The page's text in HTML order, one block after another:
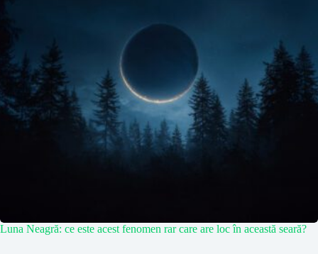
Luna Neagră: ce este acest fenomen rar care are loc în această seară?